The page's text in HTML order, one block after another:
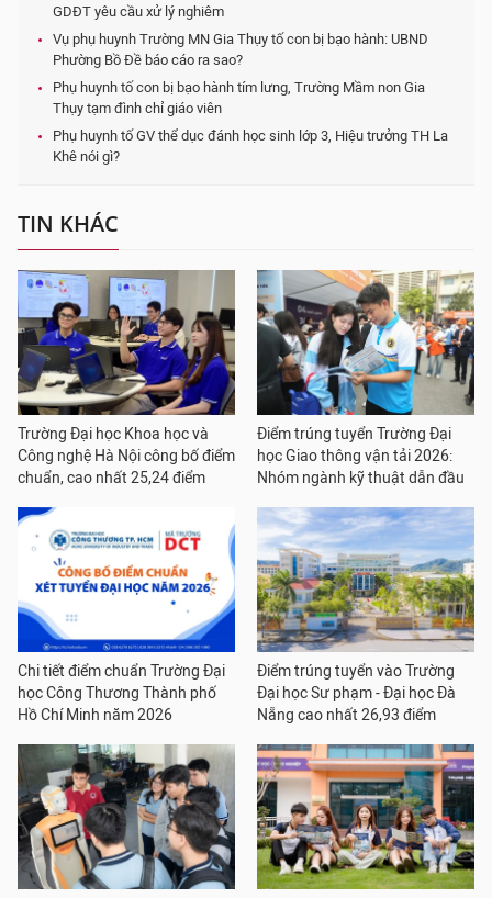
GDĐT yêu cầu xử lý nghiêm
Vụ phụ huynh Trường MN Gia Thụy tố con bị bạo hành: UBND
Phường Bồ Đề báo cáo ra sao?
Phụ huynh tố con bị bạo hành tím lưng, Trường Mầm non Gia
Thụy tạm đình chỉ giáo viên
Phụ huynh tố GV thể dục đánh học sinh lớp 3, Hiệu trưởng TH La
Khê nói gì?
TIN KHÁC
Trường Đại học Khoa học và
Công nghệ Hà Nội công bố điểm
chuẩn, cao nhất 25,24 điểm
Điểm trúng tuyển Trường Đại
học Giao thông vận tải 2026:
Nhóm ngành kỹ thuật dẫn đầu
Chi tiết điểm chuẩn Trường Đại
học Công Thương Thành phố
Hồ Chí Minh năm 2026
Điểm trúng tuyển vào Trường
Đại học Sư phạm - Đại học Đà
Nẵng cao nhất 26,93 điểm